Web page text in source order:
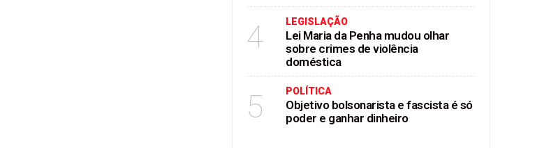
4 LEGISLAÇÃO
Lei Maria da Penha mudou olhar
sobre crimes de violência
doméstica
5 POLÍTICA
Objetivo bolsonarista e fascista é só
poder e ganhar dinheiro